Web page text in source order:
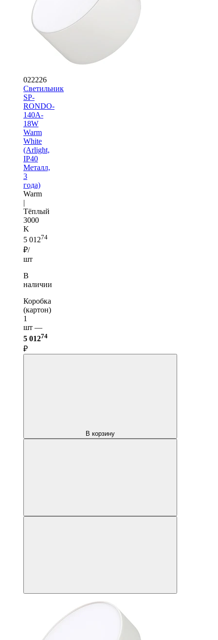
022226
Светильник
SP-
RONDO-
140A-
18W
Warm
White
(Arlight,
IP40
Металл,
3
года)
Warm
|
Тёплый
3000
K
5 01274
₽/
шт
В
наличии
Коробка
(картон)
1
шт —
5 01274
₽
В корзину